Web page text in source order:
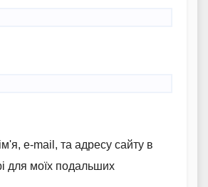
e-mail, та адресу сайту в
для моїх подальших